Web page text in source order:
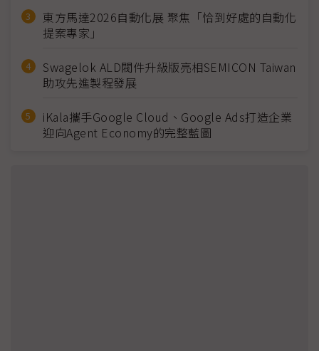
東方馬達2026自動化展 聚焦「恰到好處的自動化
提案專家」
Swagelok ALD閥件升級版亮相SEMICON Taiwan
助攻先進製程發展
iKala攜手Google Cloud、Google Ads打造企業
迎向Agent Economy的完整藍圖